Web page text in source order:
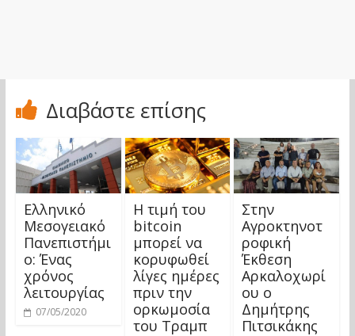
Διαβάστε επίσης
Ελληνικό
Μεσογειακό
Πανεπιστήμι
ο: Ένας
χρόνος
λειτουργίας
07/05/2020
Η τιμή του
bitcoin
μπορεί να
κορυφωθεί
λίγες ημέρες
πριν την
ορκωμοσία
του Τραμπ
Στην
Αγροκτηνοτ
ροφική
Έκθεση
Αρκαλοχωρί
ου ο
Δημήτρης
Πιτσικάκης